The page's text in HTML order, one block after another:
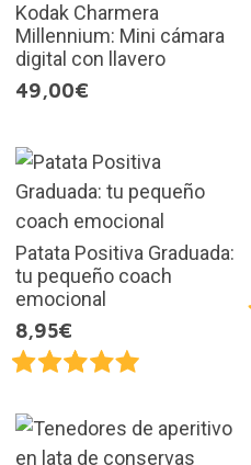
Kodak Charmera
Millennium: Mini cámara
digital con llavero
49,00€
Patata Positiva Graduada:
tu pequeño coach
emocional
8,95€